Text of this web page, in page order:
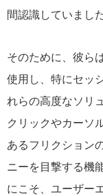
間認識していました
そのために、彼ら
使用し、特にセッ
れらの高度なソリ
クリックやカーソ
あるフリクション
ニーを目撃する機
にこそ、ユーザー